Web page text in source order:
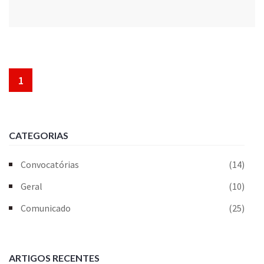
1
CATEGORIAS
Convocatórias
(14)
Geral
(10)
Comunicado
(25)
ARTIGOS RECENTES